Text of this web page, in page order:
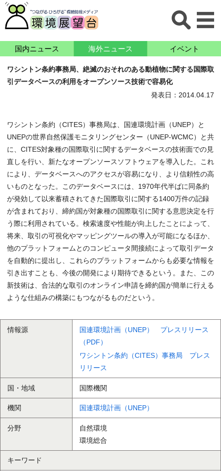
国内ニュース 海外ニュース イベント
ワシントン条約事務局、絶滅のおそれのある動植物に関する国際取
引データベースの利用をオープンソース技術で容易化
発表日：2014.04.17
ワシントン条約（CITES）事務局は、国連環境計画（UNEP）と
UNEPの世界自然保護モニタリングセンター（UNEP-WCMC）と共
に、CITES対象種の国際取引に関するデータベースの技術面での見
直しを行い、新たなオープンソースソフトウェアを導入した。これ
により、データベースへのアクセスが容易になり、より信頼性の高
いものとなった。このデータベースには、1970年代半ばに同条約
が発効して以来蓄積されてきた国際取引に関する1400万件の記録
が含まれており、締約国が対象種の国際取引に関する意思決定を行
う際に利用されている。検索速度や性能が向上したことによって、
将来、取引の可視化やマッピングツールの導入が可能になるほか、
他のプラットフォームとのコンピュータ間接続によって取引データ
を自動的に提出し、これらのプラットフォームからも必要な情報を
引き出すことも、今後の開発により期待できるという。また、この
新技術は、合法的な取引のオンライン申請を締約国が簡単に行える
ような仕組みの構築にもつながるものだという。
情報源
国連環境計画（UNEP） プレスリリース
（PDF）
ワシントン条約（CITES）事務局 プレス
リリース
国・地域 国際機関
機関 国連環境計画（UNEP）
分野
自然環境
環境総合
キーワード